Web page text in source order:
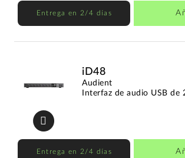
Entrega en 2/4 días
iD48
Audient
Interfaz de audio USB de
Entrega en 2/4 días